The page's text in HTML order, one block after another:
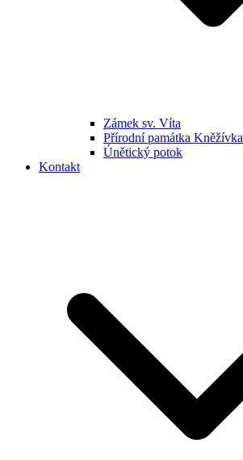
Zámek sv. Víta
Přírodní památka Kněžívka
Únětický potok
Kontakt